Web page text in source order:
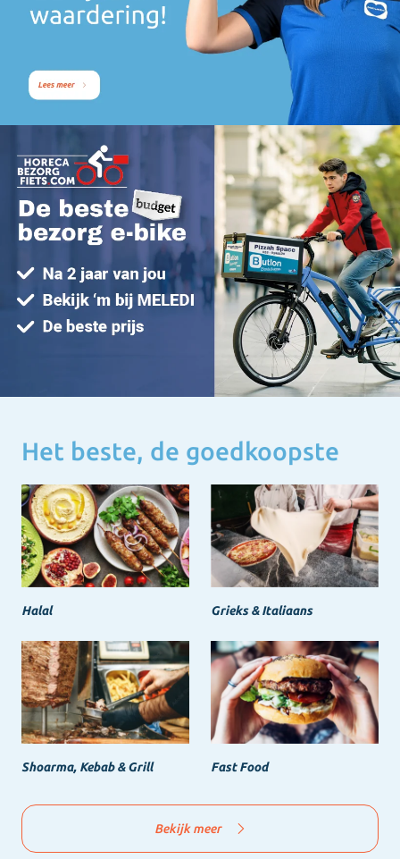
Het beste, de goedkoopste
Halal Grieks & Italiaans
Shoarma, Kebab & Grill Fast Food
Bekijk meer